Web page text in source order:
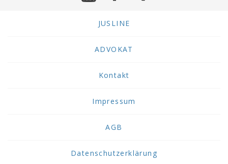
JUSLINE
ADVOKAT
Kontakt
Impressum
AGB
Datenschutzerklärung